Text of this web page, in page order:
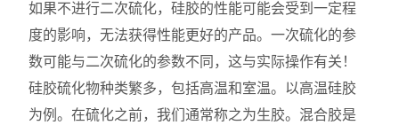
如果不进行二次硫化，硅胶的性能可能会受到一定程
度的影响，无法获得性能更好的产品。一次硫化的参
数可能与二次硫化的参数不同，这与实际操作有关！
硅胶硫化物种类繁多，包括高温和室温。以高温硅胶
为例。在硫化之前，我们通常称之为生胶。混合胶是